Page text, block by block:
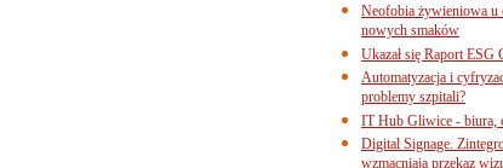
Neofobia żywieniowa u
nowych smaków
Ukazał się Raport
Automatyzacja i
problemy szpitali?
IT Hub Gliwice - biura,
Digital Signage.